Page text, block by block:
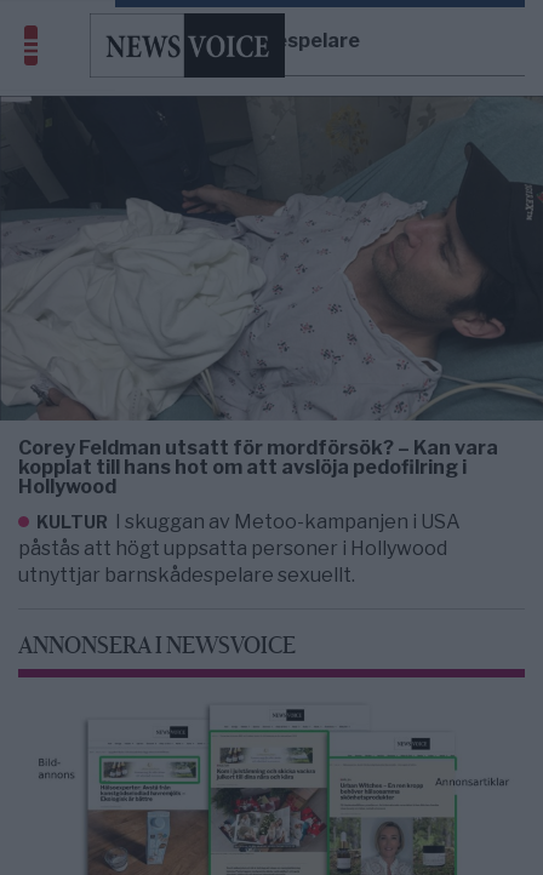
barnskådespelare
Corey Feldman utsatt för mordförsök? – Kan vara
kopplat till hans hot om att avslöja pedofilring i
Hollywood
KULTUR I skuggan av Metoo-kampanjen i USA
påstås att högt uppsatta personer i Hollywood
utnyttjar barnskådespelare sexuellt.
ANNONSERA I NEWSVOICE